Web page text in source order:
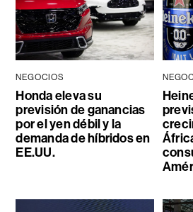
NEGOCIOS
Honda eleva su
previsión de ganancias
por el yen débil y la
demanda de híbridos en
EE.UU.